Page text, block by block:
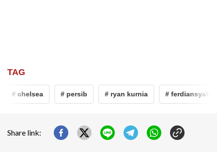
TAG
# chelsea # persib # ryan kurnia # ferdiansyah
Share link: